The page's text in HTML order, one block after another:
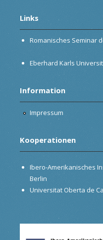
Links
Romanisches Seminar
Eberhard Karls
Information
Impressum
Kooperationen
Ibero-Amerikanisches
Berlin
Universitat Oberta de